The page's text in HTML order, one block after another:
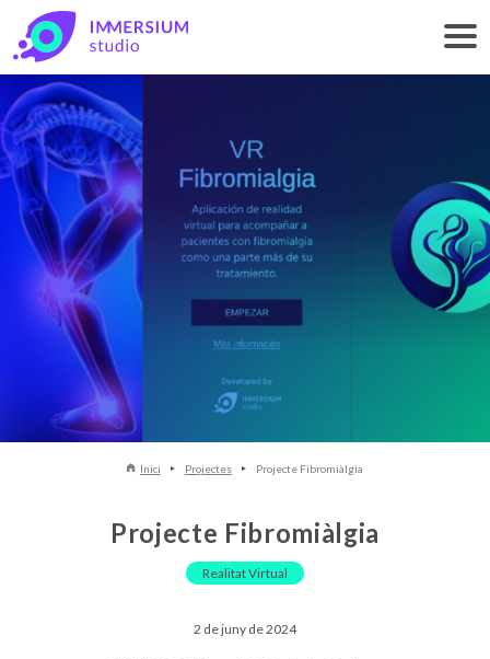
Inici Projectes Projecte Fibromiàlgia
Projecte Fibromiàlgia
Realitat Virtual
2 de juny de 2024